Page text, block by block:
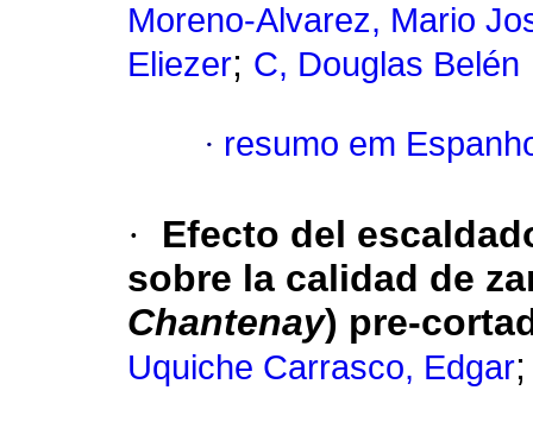
Moreno-Alvarez, Mario
Eliezer; C, Douglas Belén
· resumo em
·
Efecto del
sobre la calidad de
Chantenay) pre-
Uquiche Carrasco, Edgar